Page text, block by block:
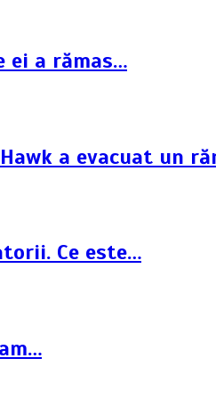
ei a rămas…
a evacuat un
Ce este…